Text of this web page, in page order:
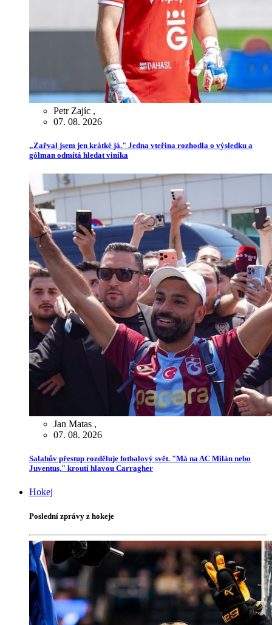
Petr Zajíc ,
07. 08. 2026
„Zařval jsem jen krátké já." Jedna vteřina rozhodla o výsledku a
gólman odmítá hledat viníka
Jan Matas ,
07. 08. 2026
Salahův přestup rozděluje fotbalový svět. "Má na AC Milán nebo
Juventus," kroutí hlavou Carragher
Hokej
Poslední zprávy z hokeje